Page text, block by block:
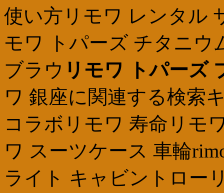
使い方リモワ レンタル
モワ トパーズ チタニウ
ブラウ リモワ トパーズ
ワ 銀座に関連する検索
コラボリモワ 寿命リモ
ワ スーツケース 車輪
ライト キャビントロー